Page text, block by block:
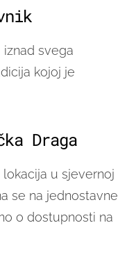
svega
kojoj je
Draga
u sjevernoj
se na jednostavne
o dostupnosti na